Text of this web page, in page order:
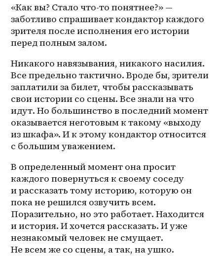
«Как вы? Стало что-то понятнее?» —
заботливо спрашивает кондактор каждого
зрителя после исполнения его истории
перед полным залом.
Никакого навязывания, никакого насилия.
Все предельно тактично. Вроде бы, зрители
заплатили за билет, чтобы рассказывать
свои истории со сцены. Все знали на что
идут. Но большинство в последний момент
оказывается неготовым к такому «выходу
из шкафа». И к этому кондактор относится
с большим уважением.
В определенный момент она просит
каждого повернуться к своему соседу
и рассказать тому историю, которую он
пока не решился озвучить всем.
Поразительно, но это работает. Находится
и история. И хочется рассказать. И уже
незнакомый человек не смущает.
Не всем же со сцены, а так, на ушко.